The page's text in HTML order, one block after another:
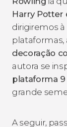
Harry Potter
dirigiremos à
decoração
autora se
plataforma
grande
A seguir,